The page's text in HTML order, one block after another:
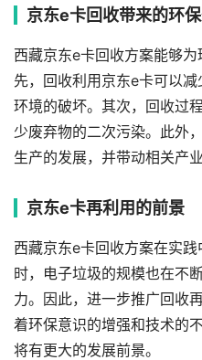
京东e卡回收带来的环
西藏京东e卡回收方案能够
先，回收利用京东e卡可以
环境的破坏。其次，回收过
少废弃物的二次污染。此外
生产的发展，并带动相关产
京东e卡再利用的前景
西藏京东e卡回收方案在实
时，电子垃圾的规模也在不
力。因此，进一步推广回收
着环保意识的增强和技术的
将有更大的发展前景。